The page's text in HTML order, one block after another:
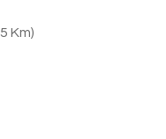
Km)